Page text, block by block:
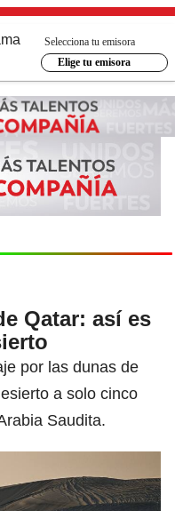
Selecciona tu emisora
Elige tu emisora
Qatar: así es
por las dunas de
a solo cinco
Saudita.